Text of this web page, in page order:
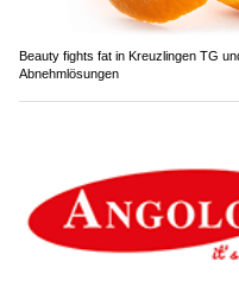
Beauty fights fat in Kreuzlingen TG
Abnehmlösungen